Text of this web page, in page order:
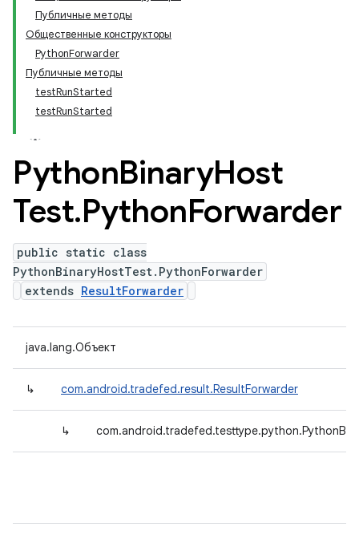
Публичные методы
Общественные конструкторы
PythonForwarder
Публичные методы
testRunStarted
testRunStarted
PythonBinaryHost
Test.PythonForwarder
public static class
PythonBinaryHostTest.PythonForwarder
extends ResultForwarder
java.lang.Объект
↳ com.android.tradefed.result.ResultForwarder
↳